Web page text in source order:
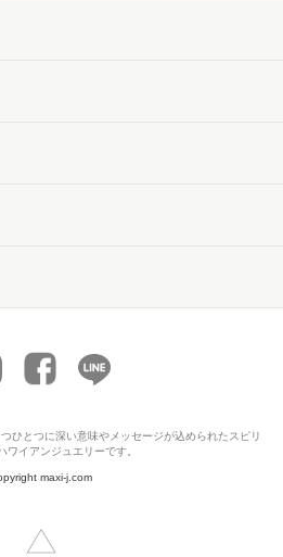
ひとつに深い意味やメッセージが込められたスピリ
ワイアンジュエリーです。
maxi-j.com